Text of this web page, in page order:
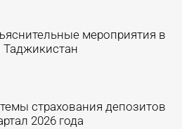
мероприятия в
Таджикистан
страхования депозитов
2026 года